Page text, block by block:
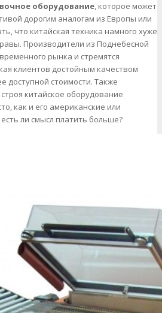
оборудование, которое может
дорогим аналогам из Европы или
что китайская техника намного хуже
Производители из Поднебесной
рынка и стремятся
клиентов достойным качеством
доступной стоимости. Также
китайское оборудование
как и его американские или
ли смысл платить больше?